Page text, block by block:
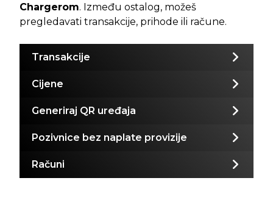
Chargerom. Između ostalog, možeš
pregledavati transakcije, prihode ili račune.
Transakcije
Cijene
Generiraj QR uređaja
Pozivnice bez naplate provizije
Računi